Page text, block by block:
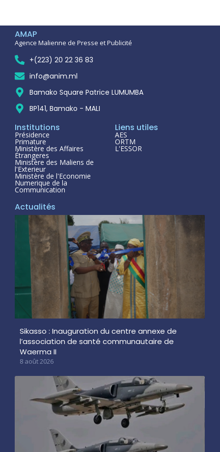
AMAP
Agence Malienne de Presse et Publicité
+(223) 20 22 36 83
info@anim.ml
Bamako Square Patrice LUMUMBA
BP141, Bamako - MALI
Institutions
Présidence
Primature
Ministère des Affaires
Étrangeres
Ministère des Maliens de
l'Exterieur
Ministère de l'Economie
Numerique de la
Communication
Liens utiles
AES
ORTM
L'ESSOR
Actualités
Sikasso : Inauguration du centre annexe de
l’association de santé communautaire de
Waerma II
8 août 2026